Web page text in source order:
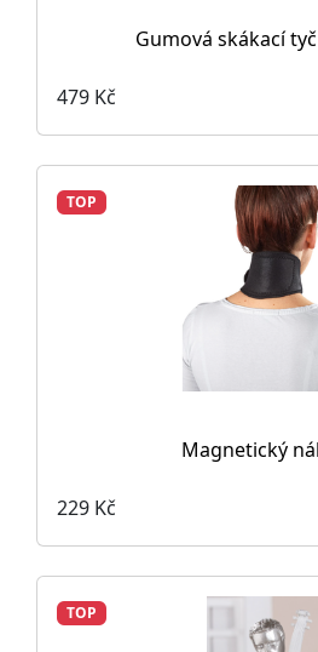
Gumová skákací
479 Kč
TOP
Magnetický
229 Kč
TOP